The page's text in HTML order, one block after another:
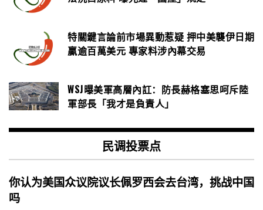
特關鍵言論前市場異動惹疑 押中美襲伊日期
贏逾百萬美元 專家料涉內幕交易
WSJ曝美軍高層內訌：防長赫格塞思呵斥陸
軍部長「我才是負責人」
民调投票点
你认为美国众议院议长佩罗西会去台湾，挑战中国
吗